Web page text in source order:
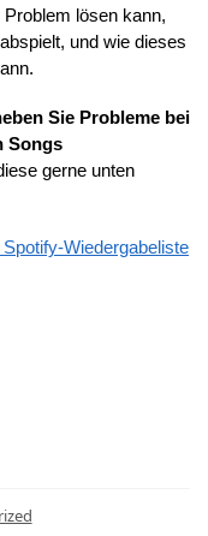
lösen kann,
und wie dieses
Sie Probleme bei
Songs
gerne unten
Wiedergabeliste